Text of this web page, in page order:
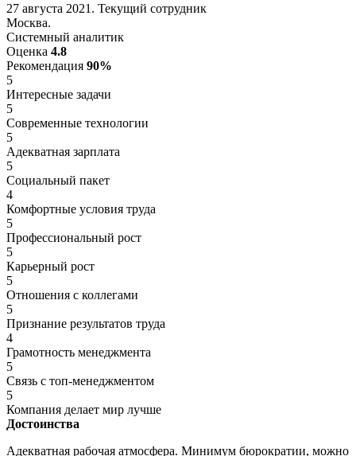
27 августа 2021. Текущий сотрудник
Москва.
Системный аналитик
Оценка 4.8
Рекомендация 90%
5
Интересные задачи
5
Современные технологии
5
Адекватная зарплата
5
Социальный пакет
4
Комфортные условия труда
5
Профессиональный рост
5
Карьерный рост
5
Отношения с коллегами
5
Признание результатов труда
4
Грамотность менеджмента
5
Связь с топ-менеджментом
5
Компания делает мир лучше
Достоинства
Адекватная рабочая атмосфера. Минимум бюрократии, можно